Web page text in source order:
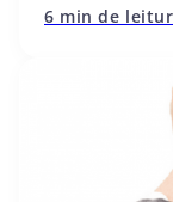
6 min de